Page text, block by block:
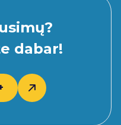
dabar!